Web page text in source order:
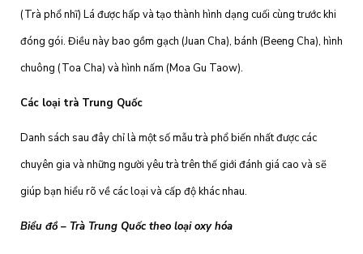
(Trà phổ nhĩ) Lá được hấp và tạo thành hình dạng cuối cùng trước khi
đóng gói. Điều này bao gồm gạch (Juan Cha), bánh (Beeng Cha), hình
chuông (Toa Cha) và hình nấm (Moa Gu Taow).
Các loại trà Trung Quốc
Danh sách sau đây chỉ là một số mẫu trà phổ biến nhất được các
chuyên gia và những người yêu trà trên thế giới đánh giá cao và sẽ
giúp bạn hiểu rõ về các loại và cấp độ khác nhau.
Biểu đồ – Trà Trung Quốc theo loại oxy hóa